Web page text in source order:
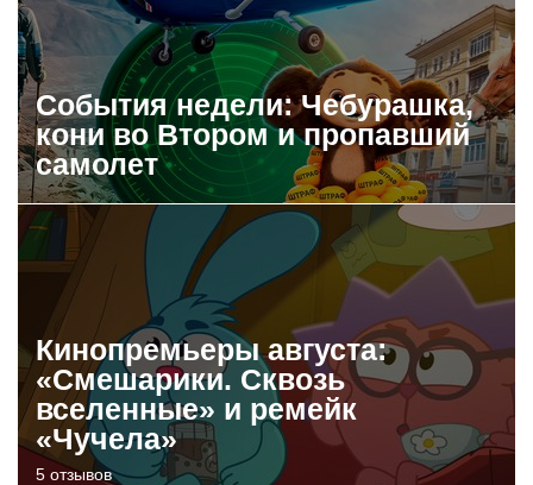
События недели: Чебурашка,
кони во Втором и пропавший
самолет
Кинопремьеры августа:
«Смешарики. Сквозь
вселенные» и ремейк
«Чучела»
5 отзывов